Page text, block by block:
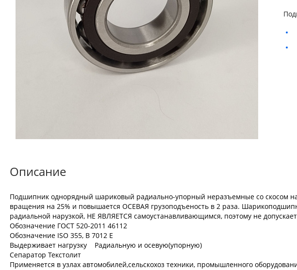
Описание
Подшипник однорядный шариковый радиально-упорный неразъемные со скосом на
вращения на 25% и повышается ОСЕВАЯ грузоподъеность в 2 раза.
радиальной нарузкой, НЕ ЯВЛЯЕТСЯ самоустанавливающимся, поэтому не
Обозначение ГОСТ 520-2011 46112
Обозначение ISO 355, В 7012 Е
Выдерживает нагрузку Радиальную и осевую(упорную)
Сепаратор Текстолит
Применяется в узлах автомобилей,сельскохоз техники, промышленного